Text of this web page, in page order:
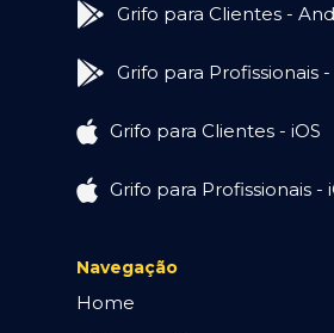
Grifo para Clientes -
Grifo para Profissionais
Grifo para Clientes - iOS
Grifo para Profissionais -
Navegação
Home